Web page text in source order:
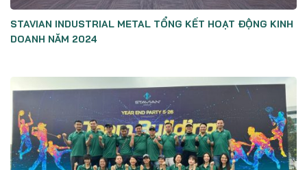
STAVIAN INDUSTRIAL METAL TỔNG KẾT HOẠT ĐỘNG KINH
DOANH NĂM 2024